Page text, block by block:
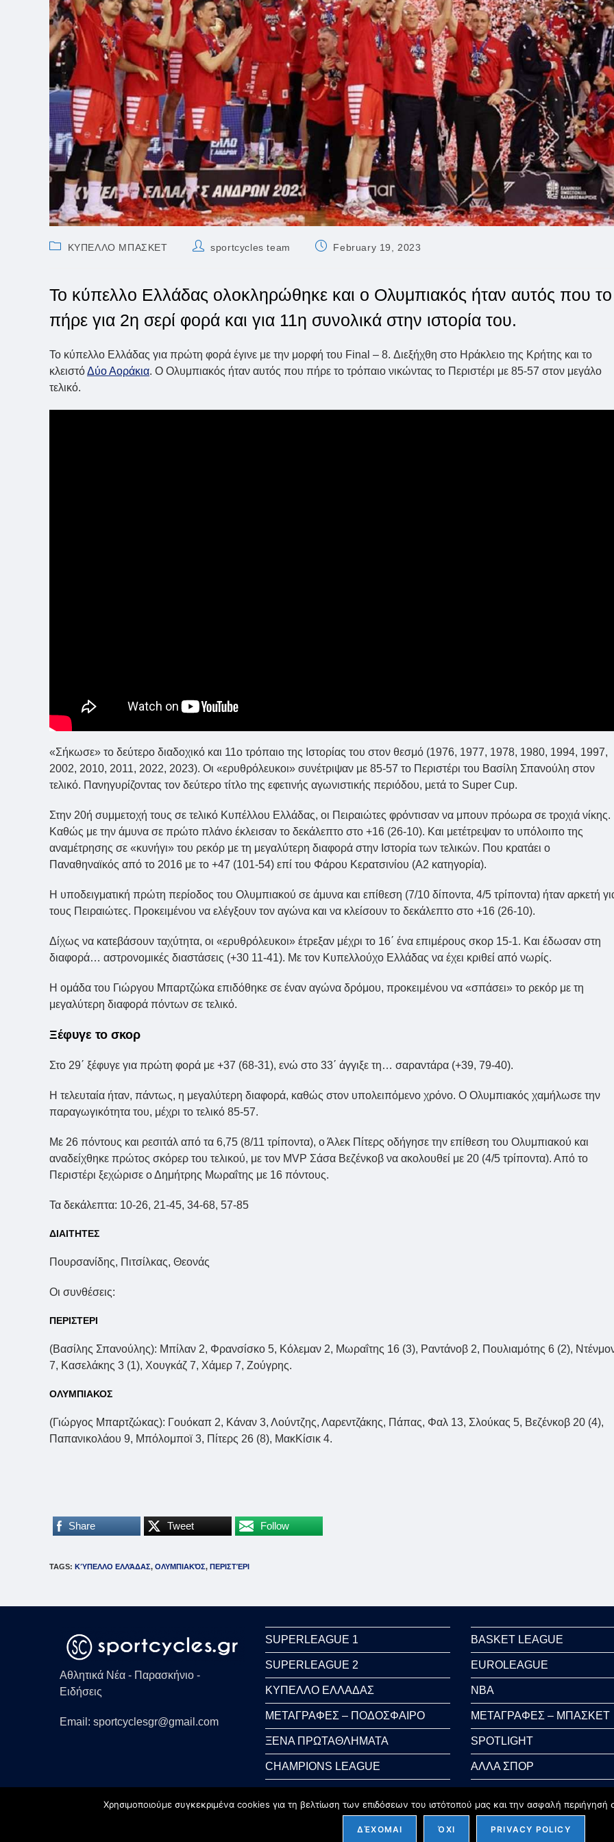
PostΚΥΠΕΛΛΟ ΜΠΑΣΚΕΤ
Postsportcycles team
PostFebruary 19, 2023
Το κύπελλο Ελλάδας ολοκληρώθηκε και ο Ολυμπιακός ήταν αυτός που το
πήρε για 2η σερί φορά και για 11η συνολικά στην ιστορία του.
Το κύπελλο Ελλάδας για πρώτη φορά έγινε με την μορφή του Final – 8. Διεξήχθη στο Ηράκλειο της Κρήτης και το
κλειστόΔύο Αοράκια. Ο Ολυμπιακός ήταν αυτός που πήρε το τρόπαιο νικώντας το Περιστέρι με 85-57 στον μεγάλο
τελικό.
«Σήκωσε» το δεύτερο διαδοχικό και 11ο τρόπαιο της Ιστορίας του στον θεσμό (1976, 1977, 1978, 1980, 1994, 1997,
2002, 2010, 2011, 2022, 2023). Οι «ερυθρόλευκοι» συνέτριψαν με 85-57 το Περιστέρι του Βασίλη Σπανούλη στον
τελικό. Πανηγυρίζοντας τον δεύτερο τίτλο της εφετινής αγωνιστικής περιόδου, μετά το Super Cup.
Στην 20ή συμμετοχή τους σε τελικό Κυπέλλου Ελλάδας, οι Πειραιώτες φρόντισαν να μπουν πρόωρα σε τροχιά νίκης.
Καθώς με την άμυνα σε πρώτο πλάνο έκλεισαν το δεκάλεπτο στο +16 (26-10). Και μετέτρεψαν το υπόλοιπο της
αναμέτρησης σε «κυνήγι» του ρεκόρ με τη μεγαλύτερη διαφορά στην Ιστορία των τελικών. Που κρατάει ο
Παναθηναϊκός από το 2016 με το +47 (101-54) επί του Φάρου Κερατσινίου (Α2 κατηγορία).
Η υποδειγματική πρώτη περίοδος του Ολυμπιακού σε άμυνα και επίθεση (7/10 δίποντα, 4/5 τρίποντα) ήταν αρκετή
τους Πειραιώτες. Προκειμένου να ελέγξουν τον αγώνα και να κλείσουν το δεκάλεπτο στο +16 (26-10).
Δίχως να κατεβάσουν ταχύτητα, οι «ερυθρόλευκοι» έτρεξαν μέχρι το 16΄ ένα επιμέρους σκορ 15-1. Και έδωσαν στη
διαφορά… αστρονομικές διαστάσεις (+30 11-41). Με τον Κυπελλούχο Ελλάδας να έχει κριθεί από νωρίς.
Η ομάδα του Γιώργου Μπαρτζώκα επιδόθηκε σε έναν αγώνα δρόμου, προκειμένου να «σπάσει» το ρεκόρ με τη
μεγαλύτερη διαφορά πόντων σε τελικό.
Ξέφυγε το σκορ
Στο 29΄ ξέφυγε για πρώτη φορά με +37 (68-31), ενώ στο 33΄ άγγιξε τη… σαραντάρα (+39, 79-40).
Η τελευταία ήταν, πάντως, η μεγαλύτερη διαφορά, καθώς στον υπολειπόμενο χρόνο. Ο Ολυμπιακός χαμήλωσε την
παραγωγικότητα του, μέχρι το τελικό 85-57.
Με 26 πόντους και ρεσιτάλ από τα 6,75 (8/11 τρίποντα), ο Άλεκ Πίτερς οδήγησε την επίθεση του Ολυμπιακού και
αναδείχθηκε πρώτος σκόρερ του τελικού, με τον MVP Σάσα Βεζένκοβ να ακολουθεί με 20 (4/5 τρίποντα). Από το
Περιστέρι ξεχώρισε ο Δημήτρης Μωραΐτης με 16 πόντους.
Τα δεκάλεπτα: 10-26, 21-45, 34-68, 57-85
ΔΙΑΙΤΗΤΕΣ
Πουρσανίδης, Πιτσίλκας, Θεονάς
Οι συνθέσεις:
ΠΕΡΙΣΤΕΡΙ
(Βασίλης Σπανούλης): Μπίλαν 2, Φρανσίσκο 5, Κόλεμαν 2, Μωραΐτης 16 (3), Ραντάνοβ 2, Πουλιαμότης 6 (2),
7, Κασελάκης 3 (1), Χουγκάζ 7, Χάμερ 7, Ζούγρης.
ΟΛΥΜΠΙΑΚΟΣ
(Γιώργος Μπαρτζώκας): Γουόκαπ 2, Κάναν 3, Λούντζης, Λαρεντζάκης, Πάπας, Φαλ 13, Σλούκας 5, Βεζένκοβ 20 (4),
Παπανικολάου 9, Μπόλομποϊ 3, Πίτερς 26 (8), ΜακΚίσικ 4.
Share Tweet Follow
TAGS: ΚΎΠΕΛΛΟ ΕΛΛΆΔΑΣ, ΟΛΥΜΠΙΑΚΌΣ, ΠΕΡΙΣΤΈΡΙ
Αθλητικά Νέα - Παρασκήνιο -
Ειδήσεις
Email: sportcyclesgr@gmail.com
SUPERLEAGUE 1
SUPERLEAGUE 2
ΚΥΠΕΛΛΟ ΕΛΛΑΔΑΣ
ΜΕΤΑΓΡΑΦΕΣ – ΠΟΔΟΣΦΑΙΡΟ
ΞΕΝΑ ΠΡΩΤΑΘΛΗΜΑΤΑ
CHAMPIONS LEAGUE
BASKET LEAGUE
EUROLEAGUE
NBA
ΜΕΤΑΓΡΑΦΕΣ – ΜΠΑΣΚΕΤ
SPOTLIGHT
ΑΛΛΑ ΣΠΟΡ
Χρησιμοποιούμε συγκεκριμένα cookies για τη βελτίωση των επιδόσεων του ιστότοπού μας και την ασφαλή
ΔΈΧΟΜΑΙ ΌΧΙ PRIVACY POLICY